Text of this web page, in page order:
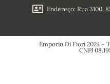
Política de
Reembolso
Endereço: Rua 3100,
Emporio Di Fiori 2024 -
CNPJ